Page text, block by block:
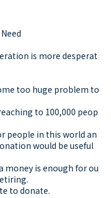
is more desperat
too huge problem to
to 100,000 peop
people in this world an
would be useful
money is enough for ou
to donate.